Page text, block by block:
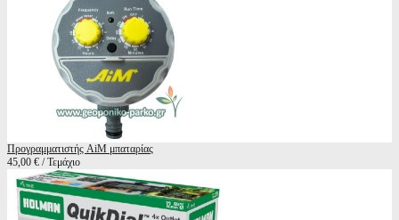
Προγραμματιστής AiM μπαταρίας
45,00 € / Τεμάχιο